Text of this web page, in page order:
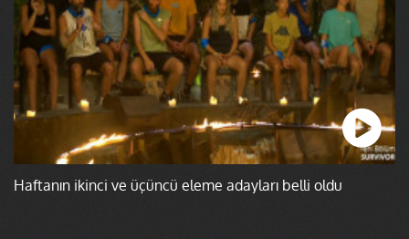
Haftanın ikinci ve üçüncü eleme adayları belli oldu